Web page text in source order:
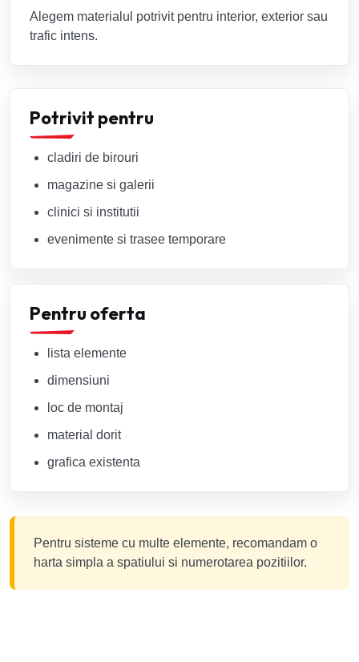
Alegem materialul potrivit pentru interior, exterior sau
trafic intens.
Potrivit pentru
cladiri de birouri
magazine si galerii
clinici si institutii
evenimente si trasee temporare
Pentru oferta
lista elemente
dimensiuni
loc de montaj
material dorit
grafica existenta
Pentru sisteme cu multe elemente, recomandam o
harta simpla a spatiului si numerotarea pozitiilor.